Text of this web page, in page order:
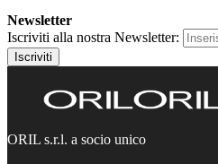
Newsletter
Iscriviti alla nostra Newsletter:
Iscriviti
ORIL s.r.l. a socio unico